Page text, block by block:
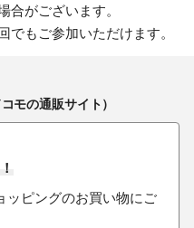
合がございます。
でもご参加いただけます。
モの通販サイト）
ッピングのお買い物にご